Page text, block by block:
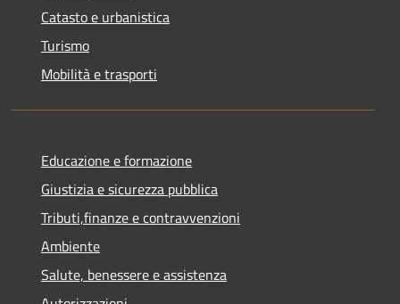
Catasto e urbanistica
Turismo
Mobilità e trasporti
Educazione e formazione
Giustizia e sicurezza pubblica
Tributi,finanze e contravvenzioni
Ambiente
Salute, benessere e assistenza